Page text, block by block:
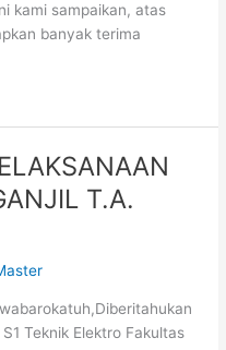
kami sampaikan, atas
banyak terima
T.A.
Teknik Elektro Fakultas